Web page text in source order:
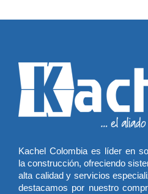
Kachel Colombia es líder en
la construcción, ofreciendo
alta calidad y servicios
destacamos por nuestro